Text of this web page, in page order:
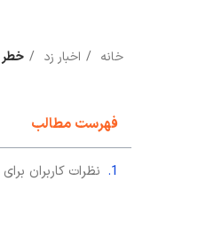
خانه اخبار زد خطر
فهرست مطالب
نظرات کاربران